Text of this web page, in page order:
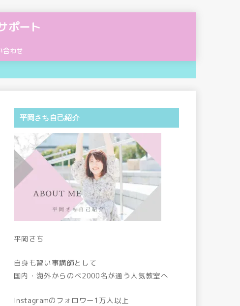
ポート
合わせ
平岡さち自己紹介
平岡さち
自身も習い事講師として
国内・海外からのべ2000名が通う人気教室へ
Instagramのフォロワー1万人以上